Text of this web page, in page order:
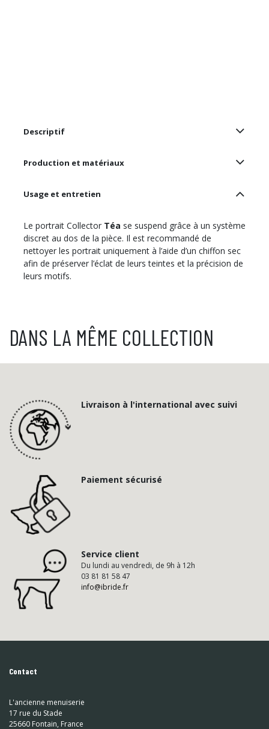
Descriptif
Production et matériaux
Usage et entretien
Le portrait Collector Téa se suspend grâce à un système
discret au dos de la pièce. Il est recommandé de
nettoyer les portrait uniquement à l’aide d’un chiffon sec
afin de préserver l’éclat de leurs teintes et la précision de
leurs motifs.
DANS LA MÊME COLLECTION
Livraison à l'international avec suivi
Paiement sécurisé
Service client
Du lundi au vendredi, de 9h à 12h
03 81 81 58 47
info@ibride.fr
Contact
L'ancienne menuiserie
17 rue du Stade
25660 Fontain, France